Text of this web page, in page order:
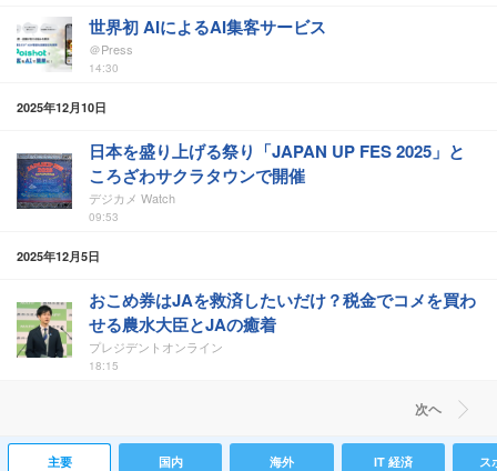
世界初 AIによるAI集客サービス
＠Press
14:30
2025年12月10日
日本を盛り上げる祭り「JAPAN UP FES 2025」と
ころざわサクラタウンで開催
デジカメ Watch
09:53
2025年12月5日
おこめ券はJAを救済したいだけ？税金でコメを買わ
せる農水大臣とJAの癒着
プレジデントオンライン
18:15
次ヘ
主要 国内 海外 IT 経済 ス